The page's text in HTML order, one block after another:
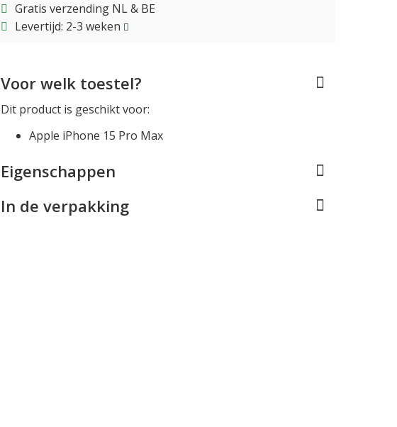
Gratis verzending NL & BE
Levertijd: 2-3 weken
Voor welk toestel?
Dit product is geschikt voor:
Apple iPhone 15 Pro Max
Eigenschappen
In de verpakking